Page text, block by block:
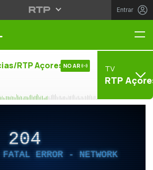
Entrar
RTP Açores NO AR TV
RTP
204
ERROR - NETWORK